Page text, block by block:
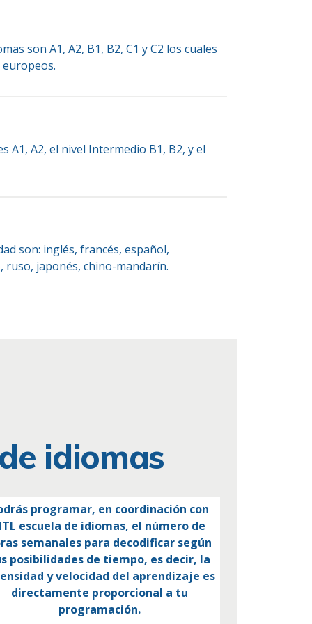
son A1, A2, B1, B2, C1 y C2 los cuales
A1, A2, el nivel Intermedio B1, B2, y el
son: inglés, francés, español,
japonés, chino-mandarín.
idiomas
programar, en coordinación con
escuela de idiomas, el número de
semanales para decodificar según
posibilidades de tiempo, es decir, la
y velocidad del aprendizaje es
directamente proporcional a tu
programación.